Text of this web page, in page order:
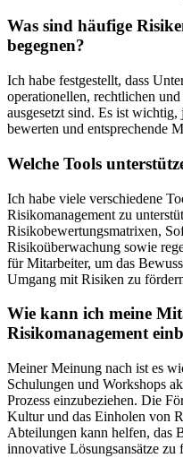
Was sind‍ häufige
begegnen?
Ich habe festgestellt, dass
operationellen, rechtlichen
ausgesetzt sind. Es ist
bewerten und entsprechende
Welche ⁣Tools
Ich habe viele verschiedene
‌Risikomanagement zu
Risikobewertungsmatrixen,
Risikoüberwachung ⁢sowie
für Mitarbeiter, um das
Umgang mit Risiken zu
Wie kann ich meine
Risikomanagement
Meiner Meinung ​nach ist es
Schulungen und Workshops
Prozess einzubeziehen. Die
Kultur und das Einholen von
Abteilungen kann helfen, das⁢
innovative Lösungsansätze zu